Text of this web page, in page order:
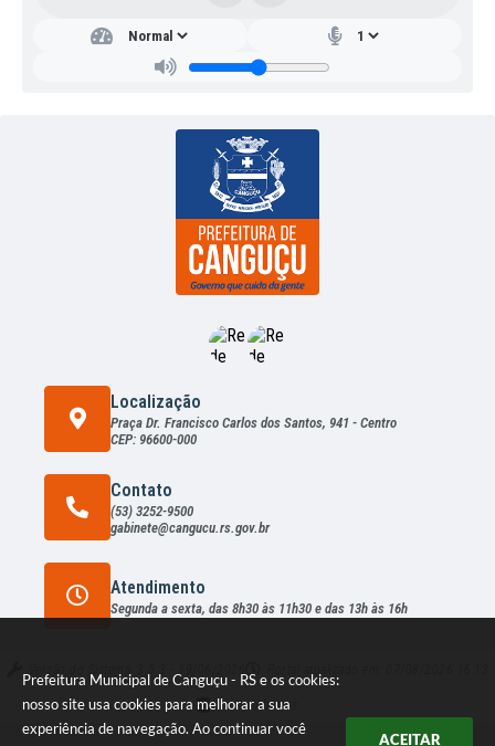
Prefeitura Municipal de Canguçu - RS e os cookies:
nosso site usa cookies para melhorar a sua
experiência de navegação. Ao continuar você
ACEITAR
Localização
Praça Dr. Francisco Carlos dos Santos, 941 - Centro
CEP: 96600-000
Contato
(53) 3252-9500
gabinete@cangucu.rs.gov.br
Atendimento
Segunda a sexta, das 8h30 às 11h30 e das 13h às 16h
Dados Abertos